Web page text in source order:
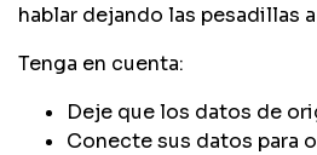
hablar dejando las pesadillas
Tenga en cuenta:
Deje que los datos de
Conecte sus datos para